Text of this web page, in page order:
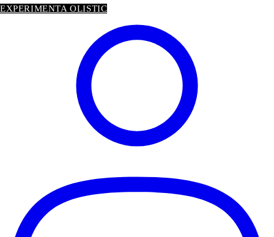
EXPERIMENTA OLISTIC